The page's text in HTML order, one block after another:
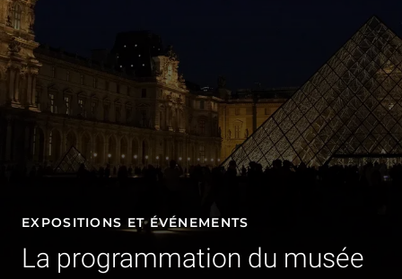
EXPOSITIONS ET ÉVÉNEMENTS
La programmation du musée